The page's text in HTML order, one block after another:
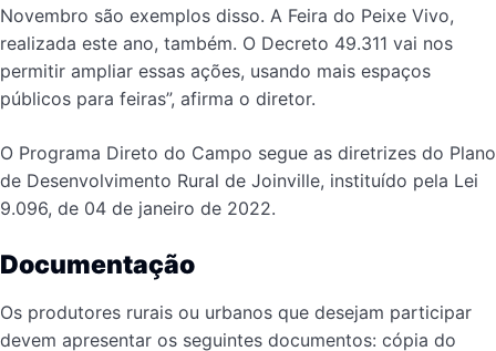
Novembro são exemplos disso. A Feira do Peixe Vivo,
realizada este ano, também. O Decreto 49.311 vai nos
permitir ampliar essas ações, usando mais espaços
públicos para feiras”, afirma o diretor.
O Programa Direto do Campo segue as diretrizes do Plano
de Desenvolvimento Rural de Joinville, instituído pela Lei
9.096, de 04 de janeiro de 2022.
Documentação
Os produtores rurais ou urbanos que desejam participar
devem apresentar os seguintes documentos: cópia do